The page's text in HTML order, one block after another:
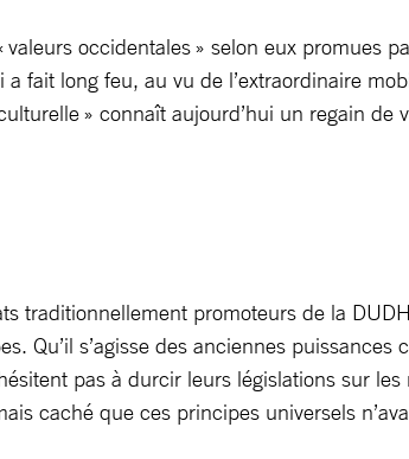
valeurs occidentales » selon eux
fait long feu, au vu de l’extraordinaire
» connaît aujourd’hui un regain
traditionnellement promoteurs de la
Qu’il s’agisse des anciennes
pas à durcir leurs législations sur
caché que ces principes universels